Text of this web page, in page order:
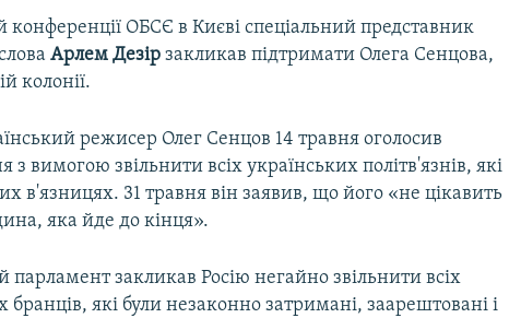
конференції ОБСЄ в Києві спеціальний представник
Арлем Дезір закликав підтримати Олега Сенцова,
колонії.
режисер Олег Сенцов 14 травня оголосив
з вимогою звільнити всіх українських політв'язнів, які
в'язницях. 31 травня він заявив, що його «не цікавить
яка йде до кінця».
парламент закликав Росію негайно звільнити всіх
бранців, які були незаконно затримані, заарештовані і